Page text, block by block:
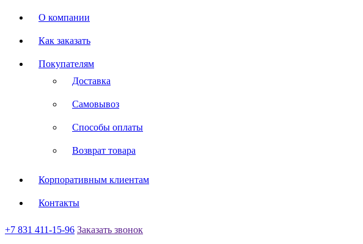
О компании
Как заказать
Покупателям
Доставка
Самовывоз
Способы оплаты
Возврат товара
Корпоративным клиентам
Контакты
+7 831 411-15-96 Заказать звонок